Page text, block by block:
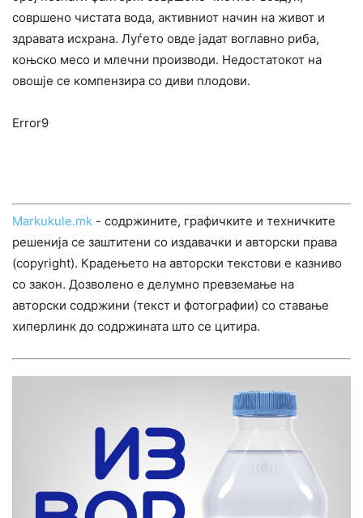
совршено чистата вода, активниот начин на живот и
здравата исхрана. Луѓето овде јадат воглавно риба,
коњско месо и млечни производи. Недостатокот на
овошје се компензира со диви плодови.
Error9
Markukule.mk - содржините, графичките и техничките
решенија се заштитени со издавачки и авторски права
(copyright). Крадењето на авторски текстови е казниво
со закон. Дозволено е делумно превземање на
авторски содржини (текст и фотографии) со ставање
хиперлинк до содржината што се цитира.